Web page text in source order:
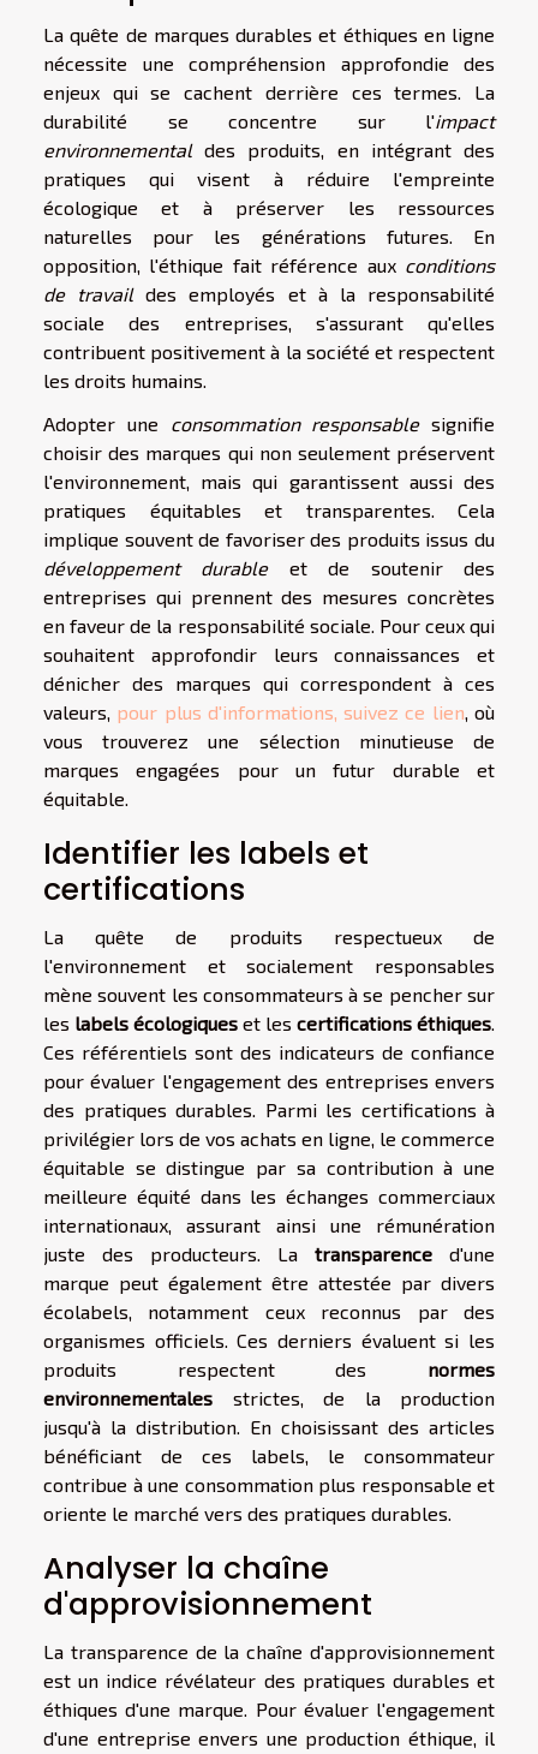
La quête de marques durables et éthiques en ligne
nécessite une compréhension approfondie des
enjeux qui se cachent derrière ces termes. La
durabilité se concentre sur l'impact
environnementaldes produits, en intégrant des
pratiques qui visent à réduire l'empreinte
écologique et à préserver les ressources
naturelles pour les générations futures. En
opposition, l'éthique fait référence aux conditions
de travaildes employés et à la responsabilité
sociale des entreprises, s'assurant qu'elles
contribuent positivement à la société et respectent
les droits humains.
Adopter une consommation responsablesignifie
choisir des marques qui non seulement préservent
l'environnement, mais qui garantissent aussi des
pratiques équitables et transparentes. Cela
implique souvent de favoriser des produits issus du
développement durableet de soutenir des
entreprises qui prennent des mesures concrètes
en faveur de la responsabilité sociale. Pour ceux qui
souhaitent approfondir leurs connaissances et
dénicher des marques qui correspondent à ces
valeurs, pour plus d'informations, suivez ce lien, où
vous trouverez une sélection minutieuse de
marques engagées pour un futur durable et
équitable.
Identifier les labels et
certifications
La quête de produits respectueux de
l'environnement et socialement responsables
mène souvent les consommateurs à se pencher sur
les labels écologiques et les certifications éthiques.
Ces référentiels sont des indicateurs de confiance
pour évaluer l'engagement des entreprises envers
des pratiques durables. Parmi les certifications à
privilégier lors de vos achats en ligne, le commerce
équitable se distingue par sa contribution à une
meilleure équité dans les échanges commerciaux
internationaux, assurant ainsi une rémunération
juste des producteurs. La transparence d'une
marque peut également être attestée par divers
écolabels, notamment ceux reconnus par des
organismes officiels. Ces derniers évaluent si les
produits respectent des normes
environnementales strictes, de la production
jusqu'à la distribution. En choisissant des articles
bénéficiant de ces labels, le consommateur
contribue à une consommation plus responsable et
oriente le marché vers des pratiques durables.
Analyser la chaîne
d'approvisionnement
La transparence de la chaîne d'approvisionnement
est un indice révélateur des pratiques durables et
éthiques d'une marque. Pour évaluer l'engagement
d'une entreprise envers une production éthique, il